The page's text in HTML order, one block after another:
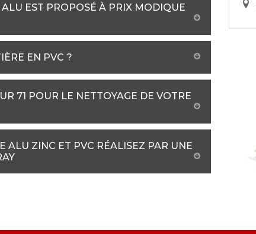
EST PROPOSÉ À PRIX MODIQUE
EN PVC ?
71 POUR LE NETTOYAGE DE VOTRE
ALU ZINC ET PVC RÉALISEZ PAR UNE